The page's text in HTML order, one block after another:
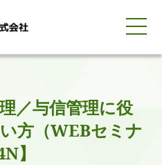
259-440
会員ログイン
ENGLISH
／与信管理に役
方（WEBセミナ
】